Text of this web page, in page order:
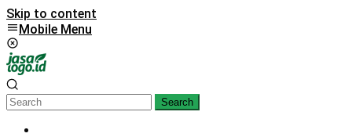
Skip to content
Mobile Menu
Search